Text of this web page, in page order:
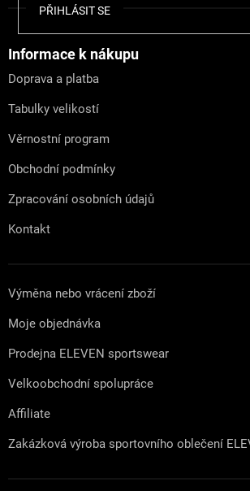
PŘIHLÁSIT SE
Informace k nákupu
Doprava a platba
Tabulky velikostí
Věrnostní program
Obchodní podmínky
Zpracování osobních údajů
Kontakt
Výměna nebo vrácení zboží
Moje objednávka
Prodejna ELEVEN sportswear
Velkoobchodní spolupráce
Affiliate
Zakázková výroba sportovního oblečení